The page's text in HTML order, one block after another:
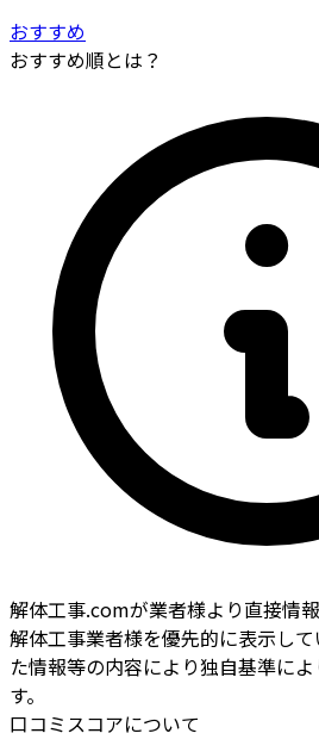
おすすめ
おすすめ順とは？
解体工事.comが業者様より直接情
解体工事業者様を優先的に表示し
た情報等の内容により独自基準に
す。
口コミスコアについて